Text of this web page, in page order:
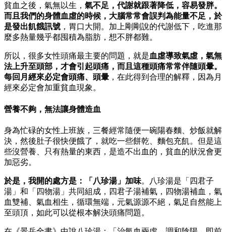
貧血之後，氣無以生， 氣不足，代謝就跟著降低，容易發胖。
而且我們的身體血虛的時候，大腦常常會誤判為能量不足，於
是發出飢餓訊號 ，胃口大開。加上剛剛說的代謝低下，吃進那
麼多熱量幾乎都囤積為脂肪，想不胖都難。
所以，很多女性頭痛最主要的問題，就是血虛導致氣虛，氣無
法上升至頭部，才會引起頭痛，而且這種頭痛常常伴隨頭暈。
每回月經來必定會頭痛、頭暈 ，在此得到合理的解釋，因為月
經來必定會加重貧血現象。
營養不夠，無法讓身體造血
身為忙碌的女性上班族，三餐經常隨便一碗陽春麵、炒飯就解
決，然後肚子很快便餓了，就吃一些餅乾、麵包充飢。但是這
些沒營養、只有熱量的東西，是造不出血的，貧血的狀況會更
加惡劣。
於是，我開的處方是：「八珍湯」加味。八珍湯是「四君子
湯」和「四物湯」共同組成，四君子湯補氣，四物湯補血，氣
血雙補、氣血相生，循環無端，元氣源源不絕，氣足自然能上
至頭頂，如此可以從根本解決頭痛問題。